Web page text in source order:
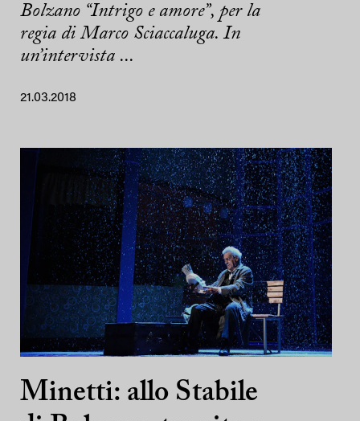
Bolzano “Intrigo e amore”, per la
regia di Marco Sciaccaluga. In
un’intervista ...
21.03.2018
Minetti: allo Stabile